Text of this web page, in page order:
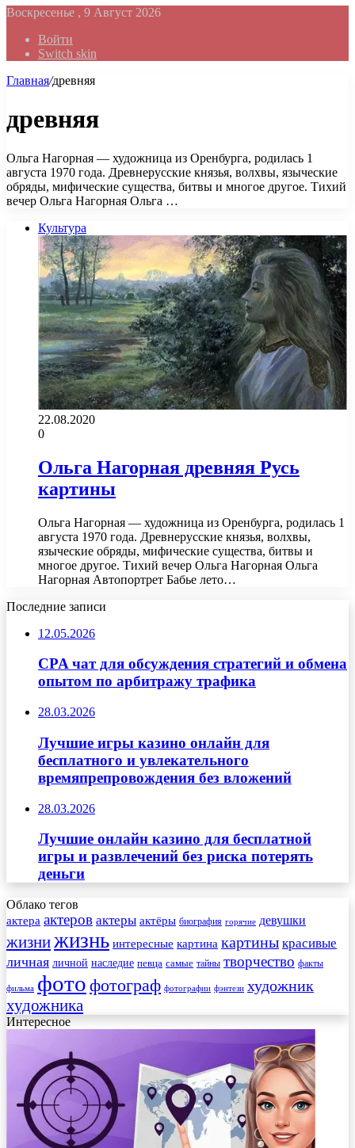
Воскресенье , 9 Август 2026
Войти
Switch skin
Главная/древняя
древняя
Ольга Нагорная — художница из Оренбурга, родилась 1
августа 1970 года. Древнерусские князья, волхвы, языческие
обряды, мифические существа, битвы и многое другое. Тихий
вечер Ольга Нагорная Ольга …
Культура
22.08.2020
0
Ольга Нагорная древняя Русь
картины
Ольга Нагорная — художница из Оренбурга, родилась 1
августа 1970 года. Древнерусские князья, волхвы,
языческие обряды, мифические существа, битвы и
многое другое. Тихий вечер Ольга Нагорная Ольга
Нагорная Автопортрет Бабье лето…
Последние записи
12.05.2026
CPA чат для обсуждения стратегий и обмена
опытом по арбитражу трафика
28.03.2026
Лучшие игры казино онлайн для
бесплатного и увлекательного
времяпрепровождения без вложений
28.03.2026
Лучшие онлайн казино для бесплатной
игры и развлечений без риска потерять
деньги
Облако тегов
актера актеров актеры актёры биография горячие девушки
жизнижизнь интересные картина картины красивые
личная личной наследие певца самые тайны творчество факты
фильма фото фотограф фотографии фэнтези художник
художника
Интересное